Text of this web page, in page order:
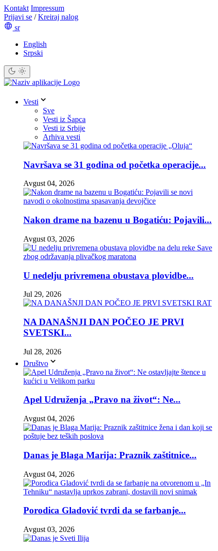
Kontakt Impressum
Prijavi se / Kreiraj nalog
sr
English
Srpski
Vesti
Sve
Vesti iz Šapca
Vesti iz Srbije
Arhiva vesti
Navršava se 31 godina od početka operacije...
Avgust 04, 2026
Nakon drame na bazenu u Bogatiću: Pojavili...
Avgust 03, 2026
U nedelju privremena obustava plovidbe...
Jul 29, 2026
NA DANAŠNJI DAN POČEO JE PRVI
SVETSKI...
Jul 28, 2026
Društvo
Apel Udruženja „Pravo na život“: Ne...
Avgust 04, 2026
Danas je Blaga Marija: Praznik zaštitnice...
Avgust 04, 2026
Porodica Gladović tvrdi da se farbanje...
Avgust 03, 2026